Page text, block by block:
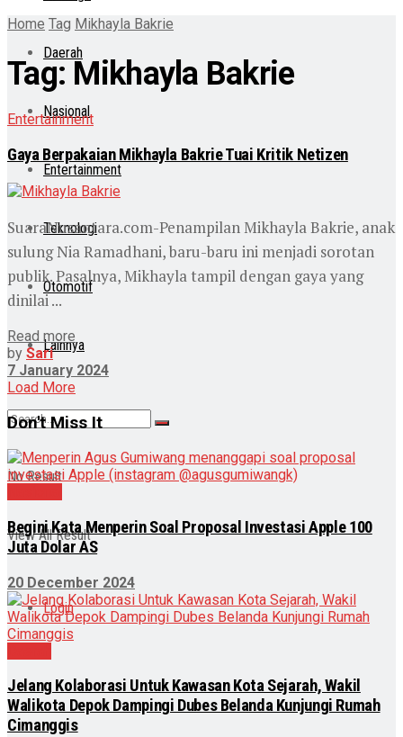
Daerah
Nasional
Entertainment
Teknologi
Otomotif
Lainnya
No Result
View All Result
Login
Home Tag Mikhayla Bakrie
Tag: Mikhayla Bakrie
Entertainment
Gaya Berpakaian Mikhayla Bakrie Tuai Kritik Netizen
SuaraNusantara.com-Penampilan Mikhayla Bakrie, anak
sulung Nia Ramadhani, baru-baru ini menjadi sorotan
publik. Pasalnya, Mikhayla tampil dengan gaya yang
dinilai ...
Read more
by Sari
7 January 2024
Load More
Don't Miss It
Begini Kata Menperin Soal Proposal Investasi Apple 100
Juta Dolar AS
20 December 2024
Jelang Kolaborasi Untuk Kawasan Kota Sejarah, Wakil
Walikota Depok Dampingi Dubes Belanda Kunjungi Rumah
Cimanggis